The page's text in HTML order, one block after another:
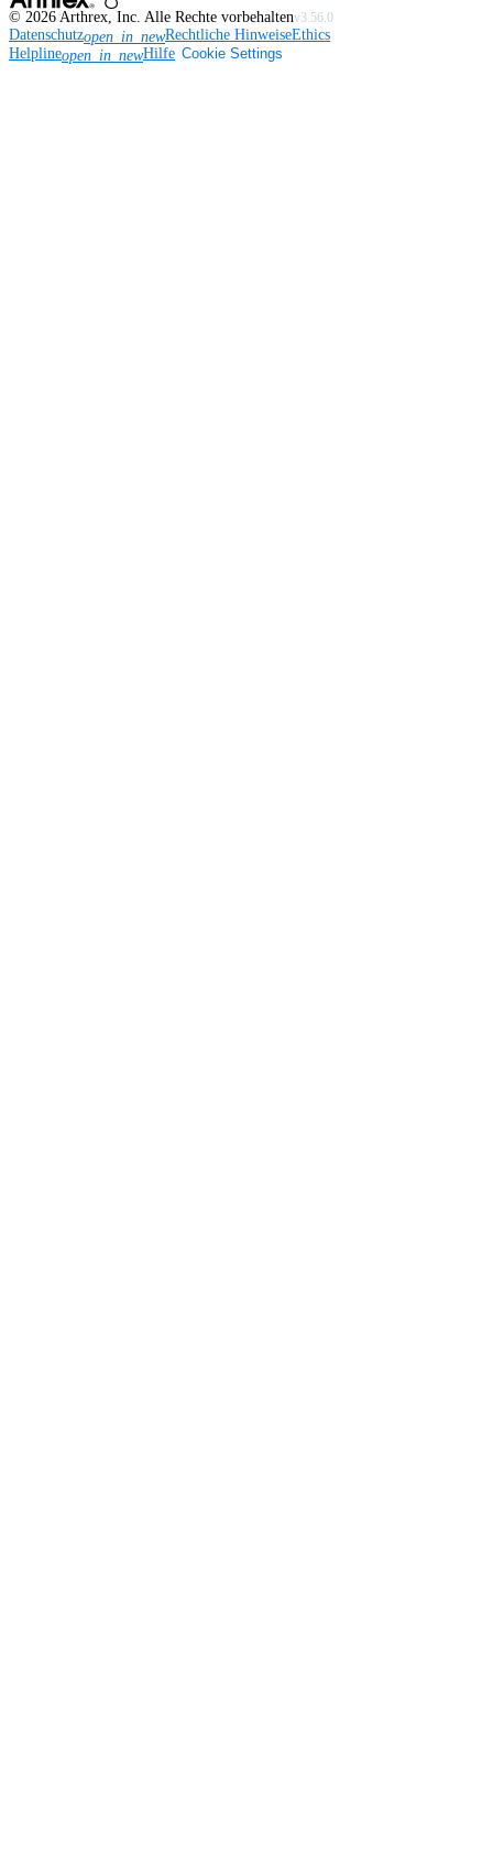
© 2026 Arthrex, Inc. Alle Rechte vorbehaltenv3.56.0
Datenschutzopen_in_newRechtliche HinweiseEthics
Helplineopen_in_newHilfe Cookie Settings